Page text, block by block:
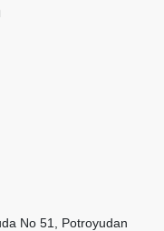
No 51, Potroyudan